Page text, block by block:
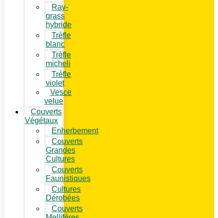
Ray-
grass
hybride
Trèfle
blanc
Trèfle
micheli
Trèfle
violet
Vesce
velue
Couverts
Végétaux
Enherbement
Couverts
Grandes
Cultures
Couverts
Faunistiques
Cultures
Dérobées
Couverts